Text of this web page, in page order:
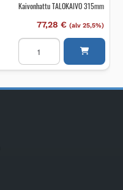
määrä
Kaivonhattu TALOKAIVO 315mm
77,28 € (alv 25,5%)
Kaivonhattu
TALOKAIVO
315mm
määrä